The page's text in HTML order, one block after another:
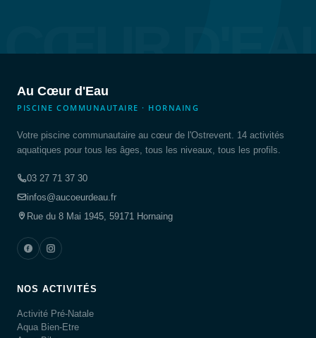
Au Cœur d'Eau
PISCINE COMMUNAUTAIRE · HORNAING
Votre piscine communautaire au cœur de l'Ostrevent. 14 activités
aquatiques pour tous les âges, tous les niveaux, tous les profils.
03 27 71 37 30
infos@aucoeurdeau.fr
Rue du 8 Mai 1945, 59171 Hornaing
NOS ACTIVITÉS
Activité Pré-Natale
Aqua Bien-Etre